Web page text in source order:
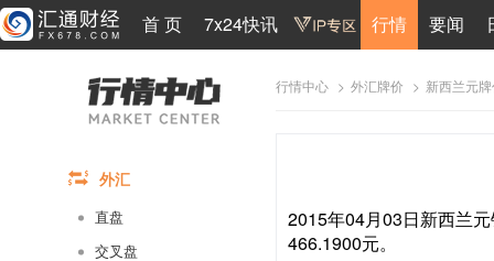
首 页 7x24快讯 行情 要闻
外汇
直盘
交叉盘
行情中心 > 外汇牌价 > 新西兰元
2015年04月03日新西兰
466.1900元。